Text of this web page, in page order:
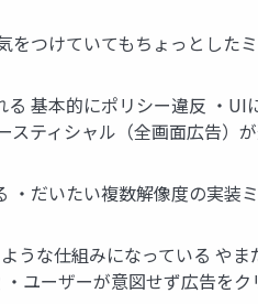
をつけていてもちょっとした
基本的にポリシー違反 ・UI
スティシャル（全画面広告）
・だいたい複数解像度の実装
うな仕組みになっている や
ユーザーが意図せず広告を